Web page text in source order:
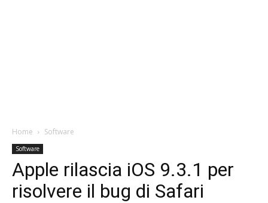
Home Software
Software
Apple rilascia iOS 9.3.1 per
risolvere il bug di Safari